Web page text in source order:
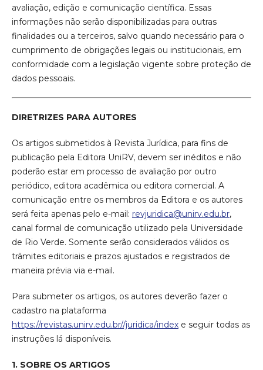
avaliação, edição e comunicação científica. Essas
informações não serão disponibilizadas para outras
finalidades ou a terceiros, salvo quando necessário para o
cumprimento de obrigações legais ou institucionais, em
conformidade com a legislação vigente sobre proteção de
dados pessoais.
DIRETRIZES PARA AUTORES
Os artigos submetidos à Revista Jurídica, para fins de
publicação pela Editora UniRV, devem ser inéditos e não
poderão estar em processo de avaliação por outro
periódico, editora acadêmica ou editora comercial. A
comunicação entre os membros da Editora e os autores
será feita apenas pelo e-mail: revjuridica@unirv.edu.br,
canal formal de comunicação utilizado pela Universidade
de Rio Verde. Somente serão considerados válidos os
trâmites editoriais e prazos ajustados e registrados de
maneira prévia via e-mail.
Para submeter os artigos, os autores deverão fazer o
cadastro na plataforma
https://revistas.unirv.edu.br//juridica/indexe seguir todas as
instruções lá disponíveis.
1. SOBRE OS ARTIGOS